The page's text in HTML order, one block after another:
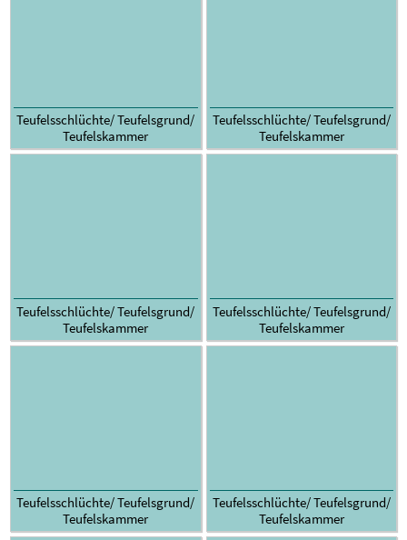
Teufelsschlüchte/ Teufelsgrund/
Teufelskammer
Teufelsschlüchte/ Teufelsgrund/
Teufelskammer
Teufelsschlüchte/ Teufelsgrund/
Teufelskammer
Teufelsschlüchte/ Teufelsgrund/
Teufelskammer
Teufelsschlüchte/ Teufelsgrund/
Teufelskammer
Teufelsschlüchte/ Teufelsgrund/
Teufelskammer